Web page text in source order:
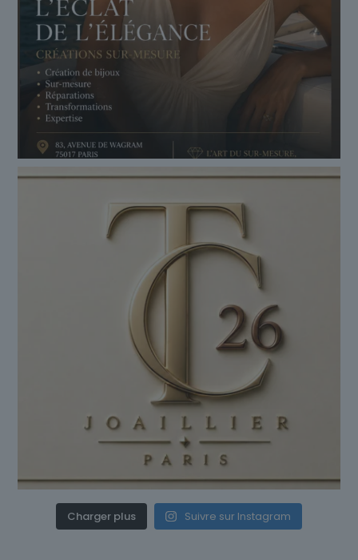
Charger plus Suivre sur Instagram